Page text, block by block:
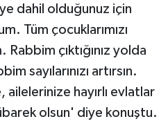
dahil olduğunuz için
Tüm çocuklarımızı
çıktığınız yolda
sayılarınızı artırsın.
ailelerinize hayırlı evlatlar
olsun' diye konuştu.